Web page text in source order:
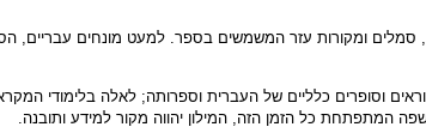
סמלים ומקורות עזר המשמשים בספר. למעט מונחים עבריים,
וסופרים כלליים של העברית וספרותה; לאלה בלימודי
המתפתחת כל הזמן הזה, המילון יהווה מקור למידע ותובנה.